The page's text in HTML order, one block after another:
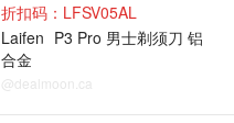
折扣码：LFSV05AL
Laifen P3 Pro 男士剃须刀 铝
合金
@dealmoon.ca